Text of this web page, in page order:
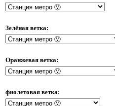
Зелёная ветка:
Оранжевая ветка:
фиолетовая ветка: